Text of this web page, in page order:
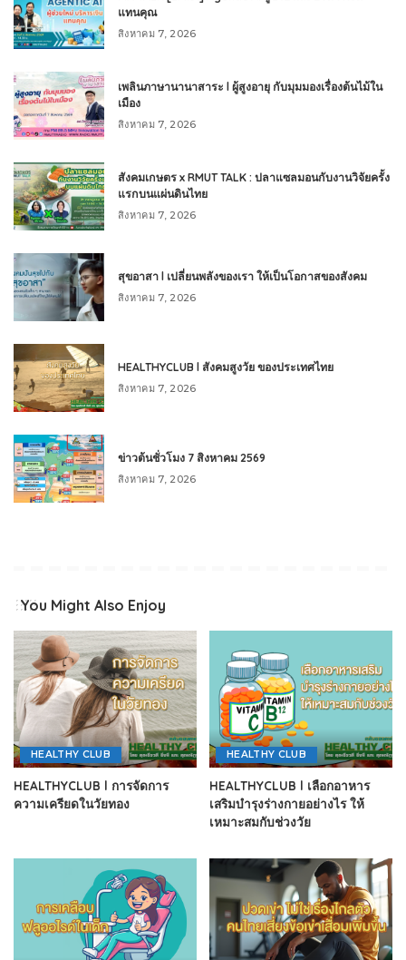
แทนคุณ
สิงหาคม 7, 2026
เพลินภาษานานาสาระ l ผู้สูงอายุ กับมุมมองเรื่องต้นไม้ใน
เมือง
สิงหาคม 7, 2026
สังคมเกษตร x RMUT TALK : ปลาแซลมอนกับงานวิจัยครั้ง
แรกบนแผ่นดินไทย
สิงหาคม 7, 2026
สุขอาสา l เปลี่ยนพลังของเรา ให้เป็นโอกาสของสังคม
สิงหาคม 7, 2026
HEALTHYCLUB l สังคมสูงวัย ของประเทศไทย
สิงหาคม 7, 2026
ข่าวต้นชั่วโมง 7 สิงหาคม 2569
สิงหาคม 7, 2026
You Might Also Enjoy
HEALTHY CLUB
HEALTHYCLUB l การจัดการ
ความเครียดในวัยทอง
HEALTHY CLUB
HEALTHYCLUB l เลือกอาหาร
เสริมบำรุงร่างกายอย่างไร ให้
เหมาะสมกับช่วงวัย